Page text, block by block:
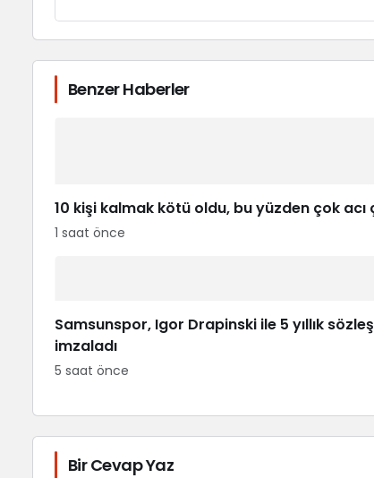
Benzer Haberler
10 kişi kalmak kötü oldu, bu yüzden çok acı
1 saat önce
Samsunspor, Igor Drapinski ile 5 yıllık
imzaladı
5 saat önce
Bir Cevap Yaz